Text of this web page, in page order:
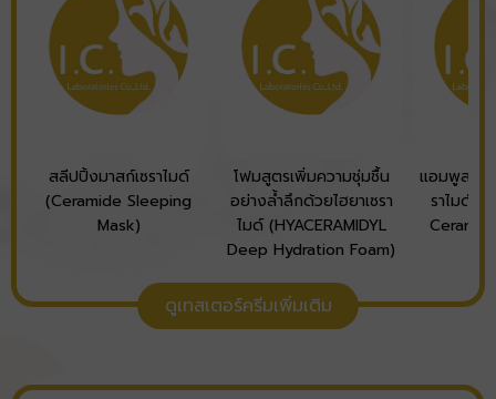
สลีปปิ้งมาสก์เซราไมด์
(Ceramide Sleeping
Mask)
โฟมสูตรเพิ่มความชุ่มชื้น
อย่างล้ำลึกด้วยไฮยาเซรา
ไมด์ (HYACERAMIDYL
Deep Hydration Foam)
แอมพูลซ่อ
ราไมด์
ดูเทสเตอร์ครีมเพิ่มเติม